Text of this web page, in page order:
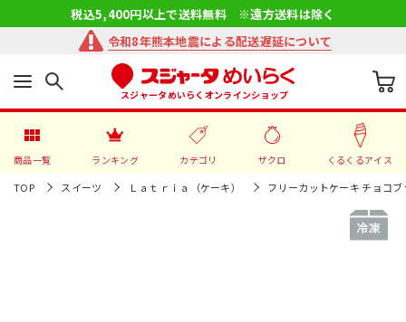
税込5,400円以上で送料無料 ※遠方送料は除く
令和8年熊本地震による配送遅延について
スジャータめいらくオンラインショップ
商品一覧 ランキング カテゴリ ザクロ くるくるアイス
TOP スイーツ Ｌａｔｒｉａ（ケーキ） フリーカットケーキ チョコ